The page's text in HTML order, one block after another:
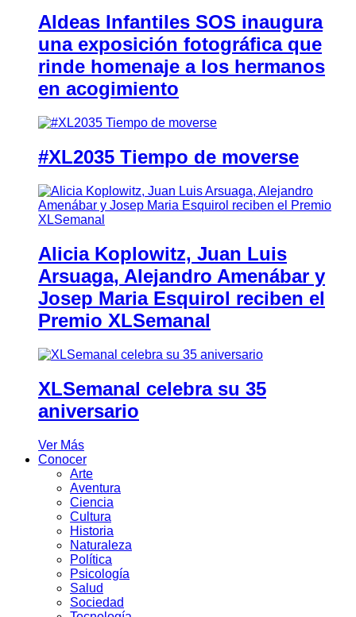
Aldeas Infantiles SOS inaugura
una exposición fotográfica que
rinde homenaje a los hermanos
en acogimiento
#XL2035 Tiempo de moverse
Alicia Koplowitz, Juan Luis
Arsuaga, Alejandro Amenábar y
Josep Maria Esquirol reciben el
Premio XLSemanal
XLSemanal celebra su 35
aniversario
Ver Más
Conocer
Arte
Aventura
Ciencia
Cultura
Historia
Naturaleza
Política
Psicología
Salud
Sociedad